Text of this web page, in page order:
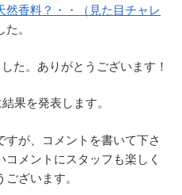
然香料？・・（見た目チャレ
。
た。ありがとうございます！
果を発表します。
が、コメントを書いて下さ
メントにスタッフも楽しく
ざいます。